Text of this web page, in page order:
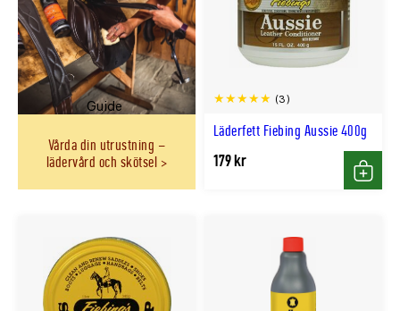
Guide
Vårda din utrustning –
lädervård och skötsel
Läderfett Fiebing Aussie 400g
(3)
179 kr
Köp